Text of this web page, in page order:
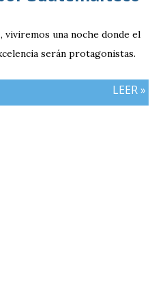
una noche donde el
serán protagonistas.
LEER »